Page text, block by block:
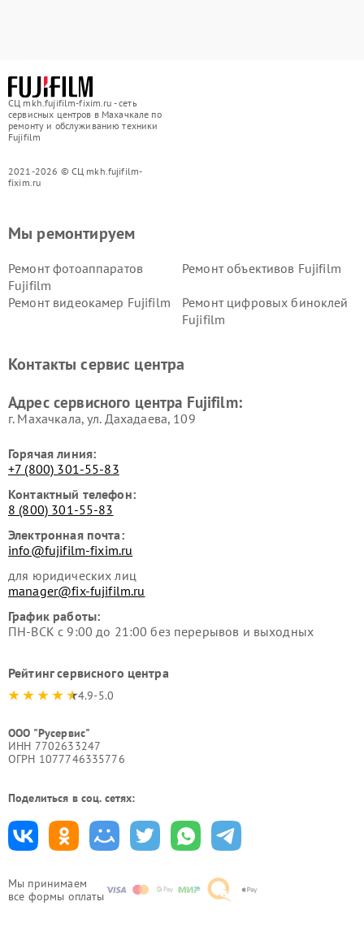
СЦ mkh.fujifilm-fixim.ru - сеть
сервисных центров в Махачкале по
ремонту и обслуживанию техники
Fujifilm
2021-2026 © СЦ mkh.fujifilm-
fixim.ru
Мы принимаем
все формы оплаты
Мы ремонтируем
Ремонт фотоаппаратов
Fujifilm
Ремонт объективов Fujifilm
Ремонт видеокамер Fujifilm
Ремонт цифровых биноклей
Fujifilm
Контакты сервис центра
Адрес сервисного центра Fujifilm:
г. Махачкала, ул. Дахадаева, 109
Горячая линия:
+7 (800) 301-55-83
Контактный телефон:
8 (800) 301-55-83
Электронная почта:
info@fujifilm-fixim.ru
для юридических лиц
manager@fix-fujifilm.ru
График работы:
ПН-ВСК с 9:00 до 21:00 без перерывов и выходных
Рейтинг сервисного центра
4.9-5.0
ООО "Русервис"
ИНН 7702633247
ОГРН 1077746335776
Поделиться в соц. сетях: